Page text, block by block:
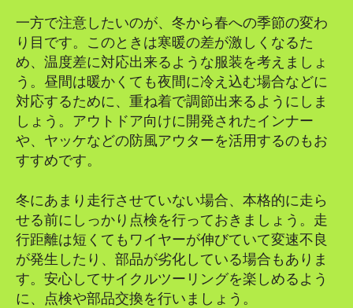
一方で注意したいのが、冬から春への季節の変わ
り目です。このときは寒暖の差が激しくなるた
め、温度差に対応出来るような服装を考えましょ
う。昼間は暖かくても夜間に冷え込む場合などに
対応するために、重ね着で調節出来るようにしま
しょう。アウトドア向けに開発されたインナー
や、ヤッケなどの防風アウターを活用するのもお
すすめです。
冬にあまり走行させていない場合、本格的に走ら
せる前にしっかり点検を行っておきましょう。走
行距離は短くてもワイヤーが伸びていて変速不良
が発生したり、部品が劣化している場合もありま
す。安心してサイクルツーリングを楽しめるよう
に、点検や部品交換を行いましょう。